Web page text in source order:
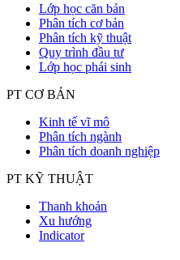
Lớp học căn bản
Phân tích cơ bản
Phân tích kỹ thuật
Quy trình đầu tư
Lớp học phái sinh
PT CƠ BẢN
Kinh tế vĩ mô
Phân tích ngành
Phân tích doanh nghiệp
PT KỸ THUẬT
Thanh khoản
Xu hướng
Indicator